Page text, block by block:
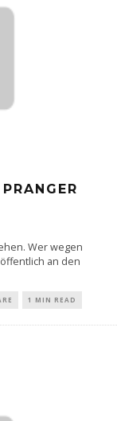
Wer wegen
an den
1 MIN READ